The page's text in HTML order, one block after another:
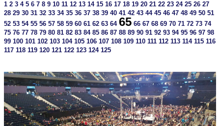
1 2 3 4 5 6 7 8 9 10 11 12 13 14 15 16 17 18 19 20 21 22 23 24 25 26 27
28 29 30 31 32 33 34 35 36 37 38 39 40 41 42 43 44 45 46 47 48 49 50 51
52 53 54 55 56 57 58 59 60 61 62 63 64 65 66 67 68 69 70 71 72 73 74
75 76 77 78 79 80 81 82 83 84 85 86 87 88 89 90 91 92 93 94 95 96 97 98
99 100 101 102 103 104 105 106 107 108 109 110 111 112 113 114 115 116
117 118 119 120 121 122 123 124 125